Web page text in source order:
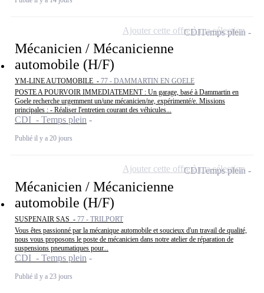
Mécanicien / Mécanicienne
automobile (H/F)
YM-LINE AUTOMOBILE - 77 - DAMMARTIN EN GOELE
POSTE A POURVOIR IMMEDIATEMENT : Un garage, basé à Dammartin en
Goele recherche urgemment un/une mécanicien/ne, expérimenté/e. Missions
principales : - Réaliser l'entretien courant des véhicules...
CDI - Temps plein
Publié il y a 20 jours
CDITemps plein
Ajouter cette offre à ma sélection
Mécanicien / Mécanicienne
automobile (H/F)
SUSPENAIR SAS - 77 - TRILPORT
Vous êtes passionné par la mécanique automobile et soucieux d'un travail de qualité,
nous vous proposons le poste de mécanicien dans notre atelier de réparation de
suspensions pneumatiques pour...
CDI - Temps plein
Publié il y a 23 jours
CDITemps plein
Ajouter cette offre à ma sélection